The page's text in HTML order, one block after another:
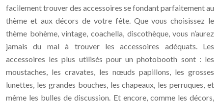
facilement trouver des accessoires se fondant parfaitement au
thème et aux décors de votre fête. Que vous choisissez le
thème bohème, vintage, coachella, discothèque, vous n’aurez
jamais du mal à trouver les accessoires adéquats. Les
accessoires les plus utilisés pour un photobooth sont : les
moustaches, les cravates, les nœuds papillons, les grosses
lunettes, les grandes bouches, les chapeaux, les perruques, et
même les bulles de discussion. Et encore, comme les décors,